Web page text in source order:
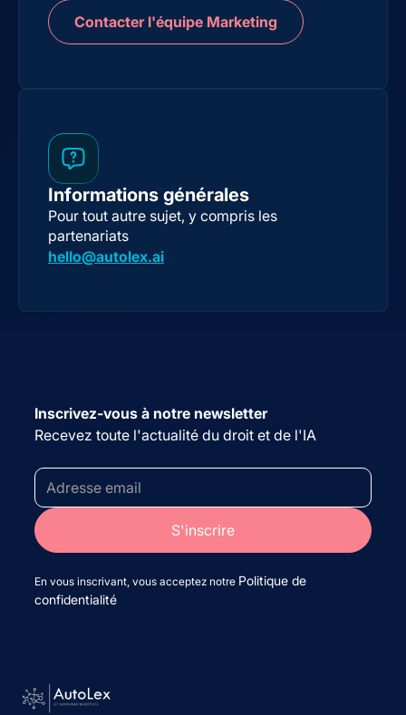
Contacter l'équipe Marketing
Informations générales
Pour tout autre sujet, y compris les
partenariats
hello@autolex.ai
Inscrivez-vous à notre newsletter
Recevez toute l'actualité du droit et de l'IA
En vous inscrivant, vous acceptez notre Politique de
confidentialité